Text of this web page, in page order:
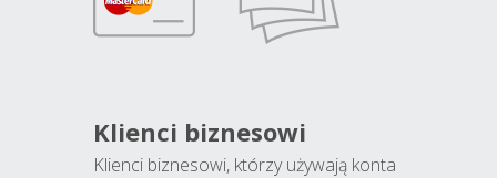
Klienci biznesowi
Klienci biznesowi, którzy używają konta